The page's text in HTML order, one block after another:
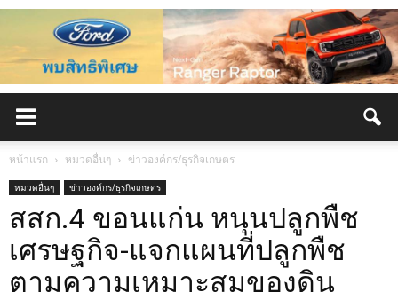
หน้าแรก หมวดอื่นๆ ข่าวองค์กร/ธุรกิจเกษตร
หมวดอื่นๆ ข่าวองค์กร/ธุรกิจเกษตร
สสก.4 ขอนแก่น หนุนปลูกพืช
เศรษฐกิจ-แจกแผนที่ปลูกพืช
ตามความเหมาะสมของดิน